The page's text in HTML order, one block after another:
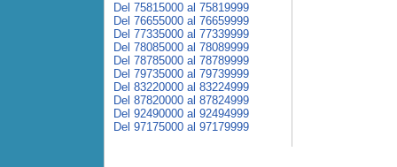
Del 75815000 al 75819999
Del 76655000 al 76659999
Del 77335000 al 77339999
Del 78085000 al 78089999
Del 78785000 al 78789999
Del 79735000 al 79739999
Del 83220000 al 83224999
Del 87820000 al 87824999
Del 92490000 al 92494999
Del 97175000 al 97179999